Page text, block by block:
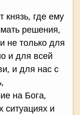
где ему
решения,
не только для
и для всей
и для нас с
на Бога,
и